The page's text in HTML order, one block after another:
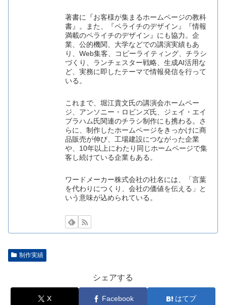
著書に『お客様が集まるホームページの教科
書』。また、『ペライチのデザイン』『情報
満載のペライチのデザイン』にも協力。企
業、公的機関、大学などでの講演実績もあ
り、Web集客、コピーライティング、チラシ
づくり、ランチェスター戦略、生成AI活用な
ど、実務に即したテーマで情報発信を行って
いる。
これまで、堀江貴文氏の講演会ホームペー
ジ、アンソニー・ロビンズ氏、ジェイ・エイ
ブラハム氏関連のチラシ制作にも携わる。さ
らに、制作したホームページをきっかけに商
品販売が伸び、工場建設につながった企業
や、10年以上にわたり同じホームページで集
客し続けている企業もある。
ワードメーカー株式会社の社名には、「言葉
を代わりにつくり、会社の価値を伝える」と
いう意味が込められている。
制作実績
シェアする
X Facebook はてブ